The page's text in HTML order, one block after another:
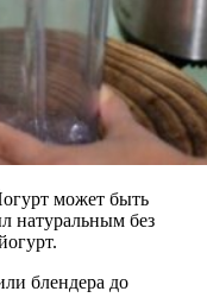
может быть
натуральным без
блендера до